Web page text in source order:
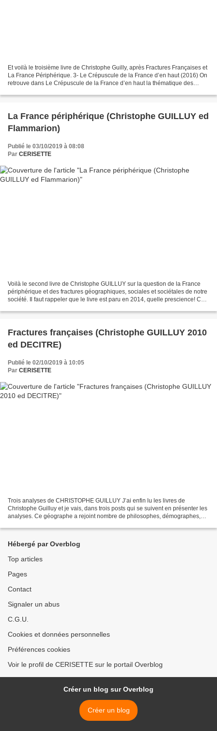
Et voilà le troisième livre de Christophe Guilly, après Fractures Françaises et
La France Périphérique. 3- Le Crépuscule de la France d’en haut (2016) On
retrouve dans Le Crépuscule de la France d’en haut la thématique des
La France périphérique (Christophe GUILLUY ed
Flammarion)
Publié le 03/10/2019 à 08:08
Par CERISETTE
Voilà le second livre de Christophe GUILLUY sur la question de la France
périphérique et des fractures géographiques, sociales et sociétales de notre
société. Il faut rappeler que le livre est paru en 2014, quelle prescience! Cet
Fractures françaises (Christophe GUILLUY 2010
ed DECITRE)
Publié le 02/10/2019 à 10:05
Par CERISETTE
Trois analyses de CHRISTOPHE GUILLUY J’ai enfin lu les livres de
Christophe Guilluy et je vais, dans trois posts qui se suivent en présenter les
analyses. Ce géographe a rejoint nombre de philosophes, démographes,
Hébergé par Overblog
Top articles
Pages
Contact
Signaler un abus
C.G.U.
Cookies et données personnelles
Préférences cookies
Voir le profil de CERISETTE sur le portail Overblog
Créer un blog sur Overblog
Créer un blog